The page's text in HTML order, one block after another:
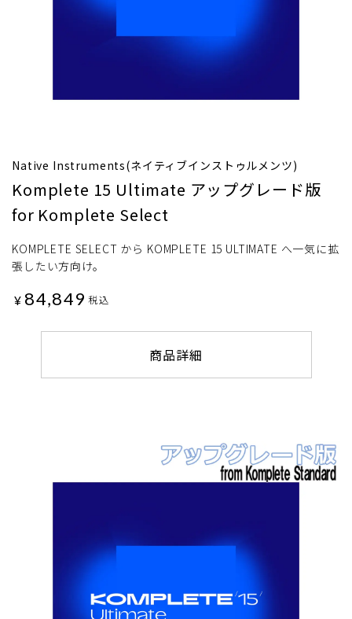
Native Instruments(ネイティブインストゥルメンツ)
Komplete 15 Ultimate アップグレード版
for Komplete Select
KOMPLETE SELECT から KOMPLETE 15 ULTIMATE へ一気に拡
張したい方向け。
¥ 84,849 税込
商品詳細